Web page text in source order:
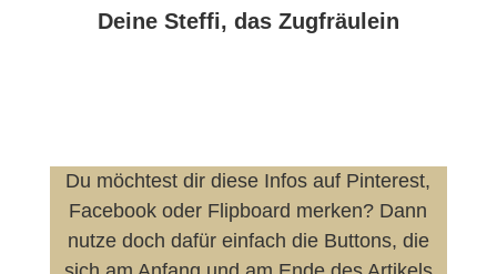
Deine Steffi, das Zugfräulein
Du möchtest dir diese Infos auf Pinterest,
Facebook oder Flipboard merken? Dann
nutze doch dafür einfach die Buttons, die